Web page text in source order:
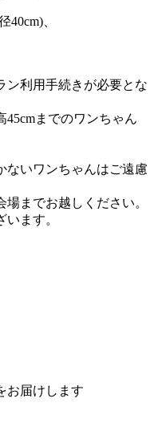
、
利用手続きが必要とな
までのワンちゃん
いワンちゃんはご遠慮
までお越しください。
ます。
お届けします